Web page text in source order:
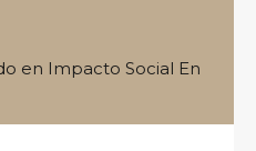
en Impacto Social En